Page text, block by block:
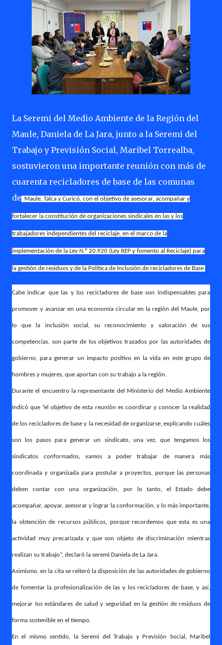
La Seremi del Medio Ambiente de la Región del
Maule, Daniela de La Jara, junto a la Seremi del
Trabajo y Previsión Social, Maribel Torrealba,
sostuvieron una importante reunión con más de
cuarenta recicladores de base de las comunas
de
Maule, Talca y Curicó, con el objetivo de asesorar, acompañar y
fortalecer la constitución de organizaciones sindicales en las y los
trabajadores independientes del reciclaje, en el marco de la
implementación de la Ley N.º 20.920 (Ley REP y fomento al Reciclaje) para
la gestión de residuos y de la Política de Inclusión de recicladores de Base.
Cabe indicar que las y los recicladores de base son indispensables para
promover y avanzar en una economía circular en la región del Maule, por
lo que la inclusión social, su reconocimiento y valoración de sus
competencias, son parte de los objetivos trazados por las autoridades de
gobierno, para generar un impacto positivo en la vida en este grupo de
hombres y mujeres, que aportan con su trabajo a la región.
Durante el encuentro la representante del Ministerio del Medio Ambiente
indicó que “el objetivo de esta reunión es coordinar y conocer la realidad
de los recicladores de base y la necesidad de organizarse, explicando cuáles
son los pasos para generar un sindicato, una vez, que tengamos los
sindicatos conformados, vamos a poder trabajar de manera más
coordinada y organizada para postular a proyectos, porque las personas
deben contar con una organización, por lo tanto, el Estado debe
acompañar, apoyar, asesorar y lograr la conformación, y lo más importante,
la obtención de recursos públicos, porque recordemos que esta es una
actividad muy precarizada y que son objeto de discriminación mientras
realizan su trabajo”, declaró la seremi Daniela de La Jara.
Asimismo, en la cita se reiteró la disposición de las autoridades de gobierno
de fomentar la profesionalización de las y los recicladores de base, y así,
mejorar los estándares de salud y seguridad en la gestión de residuos de
forma sostenible en el tiempo.
En el mismo sentido, la Seremi del Trabajo y Previsión Social, Maribel